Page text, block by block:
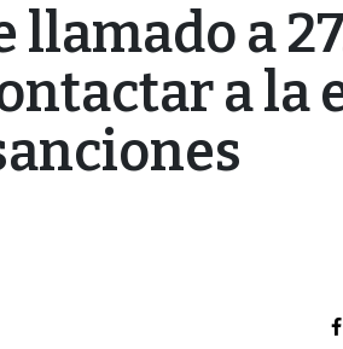
llamado a
a la